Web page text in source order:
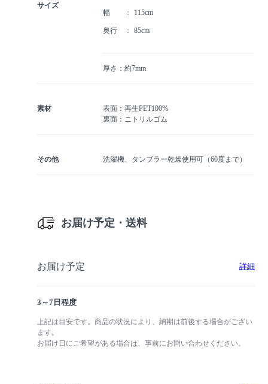
サイズ
幅
115cm
奥行 85cm
厚さ：約7mm
素材
表面：再生PET100%
裏面：ニトリルゴム
その他 洗濯機、タンブラー乾燥使用可（60度まで）
お届け予定・送料
お届け予定 詳細
3～7日程度
上記は目安です。商品の状況により、納期は前後する場合がござい
ます。
お届け日にご希望がある場合は、事前にお問い合わせください。